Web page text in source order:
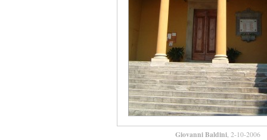
Giovanni Baldini , 2-10-2006